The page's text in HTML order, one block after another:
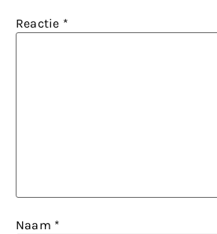
Reactie *
Naam *